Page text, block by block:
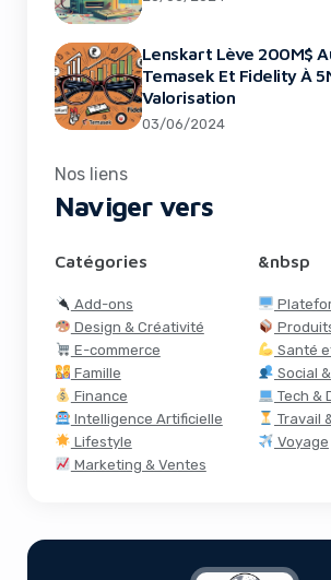
Lenskart Lève 200M$
Temasek Et Fidelity À
Valorisation
03/06/2024
Nos liens
Naviger vers
Catégories
Add-ons
Design & Créativité
E-commerce
Famille
Finance
Intelligence Artificielle
Lifestyle
Marketing & Ventes
&nbsp
Santé
Social
Tech &
Travail
Voyage